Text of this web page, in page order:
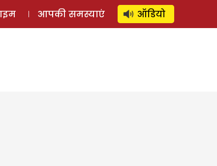
लॉग इन ⚲ SUBSCRIBE
आपकी समस्याएं ऑडियो